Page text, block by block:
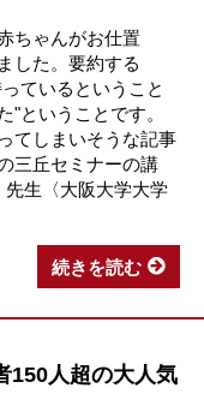
ちゃんがお仕置
した。要約する
ているということ
"ということです。
てしまいそうな記事
三丘セミナーの講
生〈大阪大学大学
続きを読む
150人超の大人気